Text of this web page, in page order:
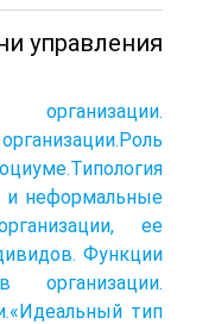
управления
и неформальные
ее
Функции
организации.
тип